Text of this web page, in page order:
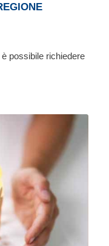
possibile richiedere